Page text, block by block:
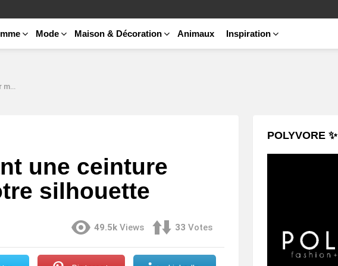
Mode Maison & Décoration Animaux Inspiration
une ceinture
silhouette
49.5k Views 33 Votes
POLYVORE ✨